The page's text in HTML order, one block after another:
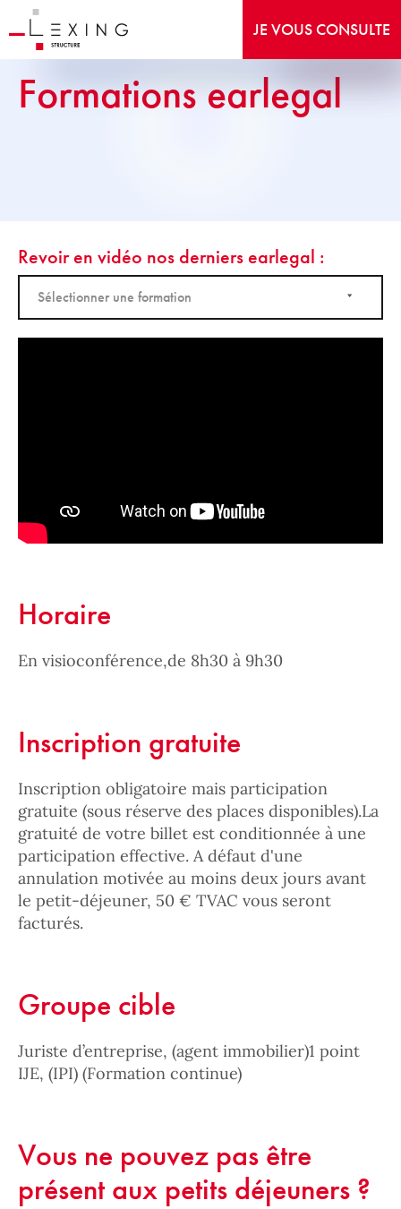
JE VOUS CONSULTE
Formations earlegal
Revoir en vidéo nos derniers earlegal :
Sélectionner une formation
Horaire
En visioconférence,de 8h30 à 9h30
Inscription gratuite
Inscription obligatoire mais participation
gratuite (sous réserve des places disponibles).La
gratuité de votre billet est conditionnée à une
participation effective. A défaut d'une
annulation motivée au moins deux jours avant
le petit-déjeuner, 50 € TVAC vous seront
facturés.
Groupe cible
Juriste d’entreprise, (agent immobilier)1 point
IJE, (IPI) (Formation continue)
Vous ne pouvez pas être
présent aux petits déjeuners ?